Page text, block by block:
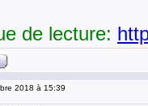
de lecture:
2018 à 15:39